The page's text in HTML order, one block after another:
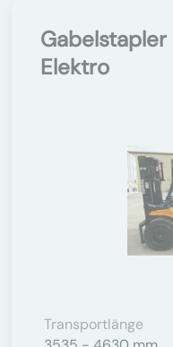
Elektro
Transportlänge